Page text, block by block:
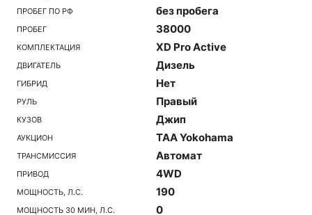
ПРОБЕГ ПО РФ без пробега
ПРОБЕГ 38000
КОМПЛЕКТАЦИЯ XD Pro Active
ДВИГАТЕЛЬ Дизель
ГИБРИД Нет
РУЛЬ Правый
КУЗОВ Джип
АУКЦИОН TAA Yokohama
ТРАНСМИССИЯ Автомат
ПРИВОД 4WD
МОЩНОСТЬ, Л.С. 190
МОЩНОСТЬ 30 МИН, Л.С. 0